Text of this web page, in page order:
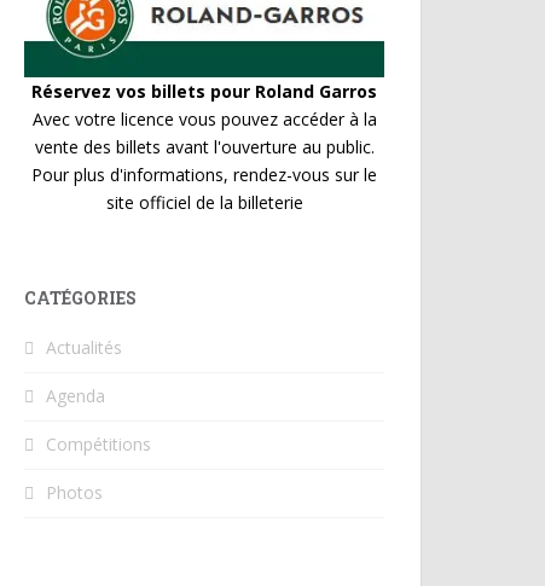
Réservez vos billets pour Roland Garros
Avec votre licence vous pouvez accéder à la
vente des billets avant l'ouverture au public.
Pour plus d'informations, rendez-vous sur le
site officiel de la billeterie
CATÉGORIES
Actualités
Agenda
Compétitions
Photos